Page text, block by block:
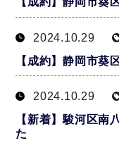
2024.10.29
【成約】静岡市
2024.10.29
【新着】駿河区南
た